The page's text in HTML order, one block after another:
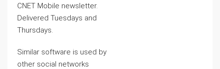
CNET Mobile newsletter.
Delivered Tuesdays and
Thursdays.
Similar software is used by
other social networks